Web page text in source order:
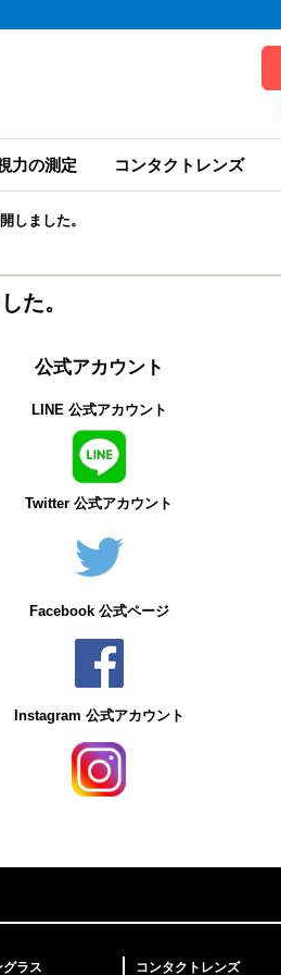
力の測定 コンタクトレンズ
しました。
た。
公式アカウント
LINE 公式アカウント
Twitter 公式アカウント
Facebook 公式ページ
Instagram 公式アカウント
グラス コンタクトレンズ